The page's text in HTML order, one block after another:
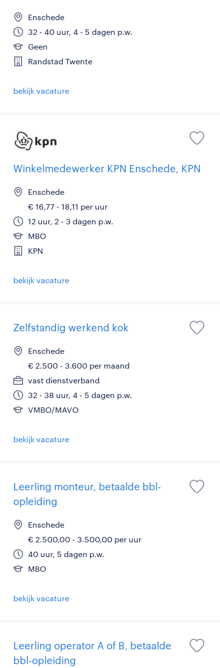
Enschede
32 - 40 uur, 4 - 5 dagen p.w.
Geen
Randstad Twente
bekijk vacature
Winkelmedewerker KPN Enschede, KPN
Enschede
€ 16,77 - 18,11 per uur
12 uur, 2 - 3 dagen p.w.
MBO
KPN
bekijk vacature
Zelfstandig werkend kok
Enschede
€ 2.500 - 3.600 per maand
vast dienstverband
32 - 38 uur, 4 - 5 dagen p.w.
VMBO/MAVO
bekijk vacature
Leerling monteur, betaalde bbl-
opleiding
Enschede
€ 2.500,00 - 3.500,00 per uur
40 uur, 5 dagen p.w.
MBO
bekijk vacature
Leerling operator A of B, betaalde
bbl-opleiding